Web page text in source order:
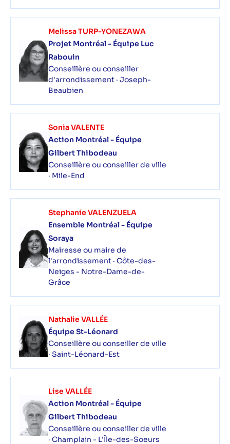
Melissa TURP-YONEZAWA
Projet Montréal - Équipe Luc
Rabouin
Conseillère ou conseiller
d'arrondissement · Joseph-
Beaubien
Sonia VALENTE
Action Montréal - Équipe
Gilbert Thibodeau
Conseillère ou conseiller de ville
· Mile-End
Stephanie VALENZUELA
Ensemble Montréal - Équipe
Soraya
Mairesse ou maire de
l'arrondissement · Côte-des-
Neiges - Notre-Dame-de-
Grâce
Nathalie VALLÉE
Équipe St-Léonard
Conseillère ou conseiller de ville
· Saint-Léonard-Est
Lise VALLÉE
Action Montréal - Équipe
Gilbert Thibodeau
Conseillère ou conseiller de ville
· Champlain - L'Île-des-Soeurs